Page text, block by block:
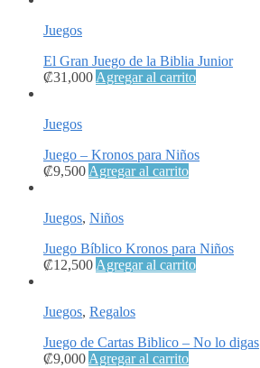
Juegos
El Gran Juego de la Biblia Junior
₡31,000 Agregar al carrito
Juegos
Juego – Kronos para Niños
₡9,500 Agregar al carrito
Juegos, Niños
Juego Bíblico Kronos para Niños
₡12,500 Agregar al carrito
Juegos, Regalos
Juego de Cartas Biblico – No lo digas
₡9,000 Agregar al carrito